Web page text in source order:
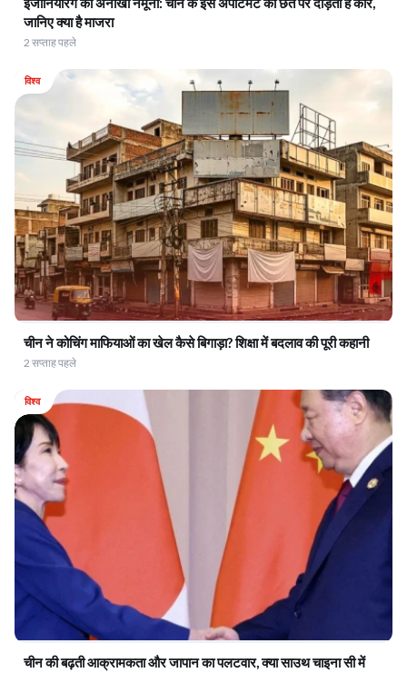
जानिए क्या है माजरा
2 सप्ताह पहले
विश्व
चीन ने कोचिंग माफियाओं का खेल कैसे बिगाड़ा? शिक्षा में बदलाव की पूरी कहानी
2 सप्ताह पहले
विश्व
चीन की बढ़ती आक्रामकता और जापान का पलटवार, क्या साउथ चाइना सी में